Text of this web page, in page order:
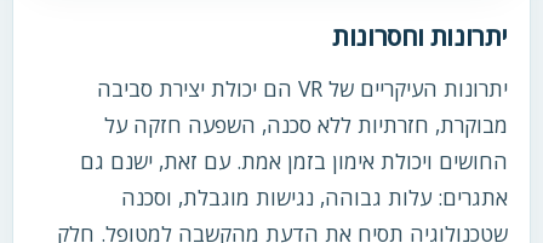
יתרונות וחסרונות
יתרונות העיקריים של VR הם יכולת יצירת סביבה
מבוקרת, חזרתיות ללא סכנה, השפעה חזקה על
החושים ויכולת אימון בזמן אמת. עם זאת, ישנם גם
אתגרים: עלות גבוהה, נגישות מוגבלת, וסכנה
שטכנולוגיה תסיח את הדעת מהקשבה למטופל. חלק